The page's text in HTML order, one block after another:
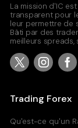
La mission d'IC
transparent pour
leur permettre de
Bâti par des
meilleurs
Trading Forex
Qu'est-ce qu'un